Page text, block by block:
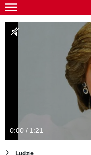
Skip
to
main
Gwiazdy
Kultura
Wideo
0:00 / 1:21
Ludzie